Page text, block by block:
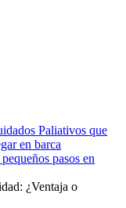
Paliativos que
en barca
pasos en
¿Ventaja o